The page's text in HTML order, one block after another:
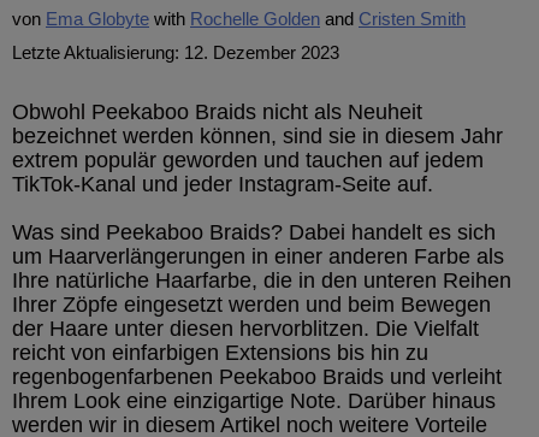
von Ema Globyte Rochelle Golden
Cristen Smith
Letzte Aktualisierung: 12. Dezember 2023
Obwohl Peekaboo Braids nicht als Neuheit
bezeichnet werden können, sind sie in diesem Jahr
extrem populär geworden und tauchen auf jedem
TikTok-Kanal und jeder Instagram-Seite auf.
Was sind Peekaboo Braids? Dabei handelt es sich
um Haarverlängerungen in einer anderen Farbe als
Ihre natürliche Haarfarbe, die in den unteren Reihen
Ihrer Zöpfe eingesetzt werden und beim Bewegen
der Haare unter diesen hervorblitzen. Die Vielfalt
reicht von einfarbigen Extensions bis hin zu
regenbogenfarbenen Peekaboo Braids und verleiht
Ihrem Look eine einzigartige Note. Darüber hinaus
werden wir in diesem Artikel noch weitere Vorteile